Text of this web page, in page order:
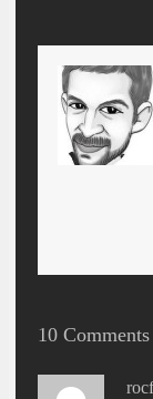
10 Comments